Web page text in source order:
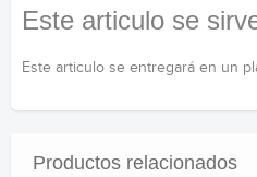
Este articulo se
Este articulo se entregará en un
Productos relacionados